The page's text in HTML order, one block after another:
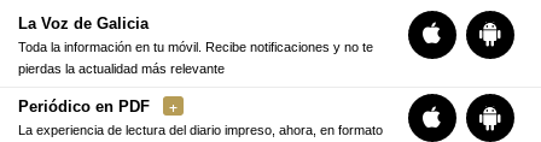
La Voz de Galicia
Toda la información en tu móvil. Recibe notificaciones y no te
pierdas la actualidad más relevante
Periódico en PDF
La experiencia de lectura del diario impreso, ahora, en formato